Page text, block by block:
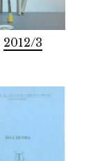
2012/3